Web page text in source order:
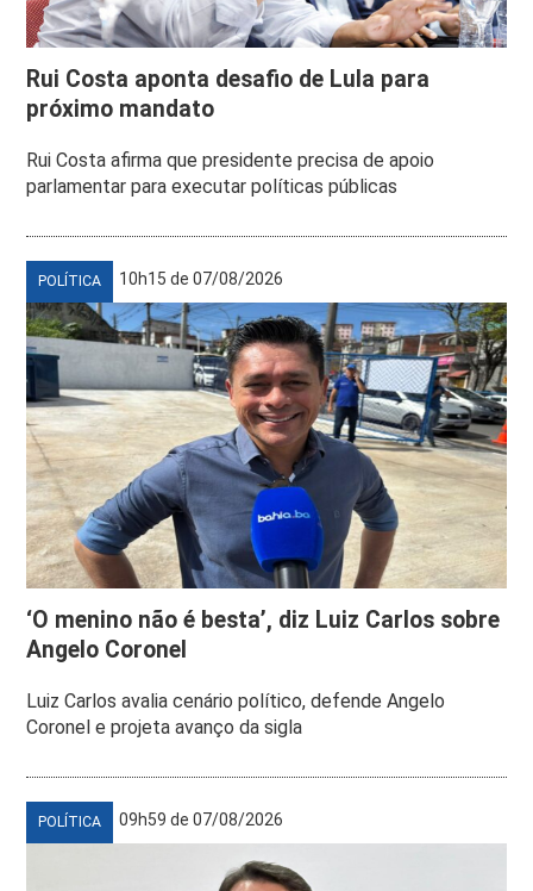
Rui Costa aponta desafio de Lula para
próximo mandato
Rui Costa afirma que presidente precisa de apoio
parlamentar para executar políticas públicas
POLÍTICA 10h15 de 07/08/2026
‘O menino não é besta’, diz Luiz Carlos sobre
Angelo Coronel
Luiz Carlos avalia cenário político, defende Angelo
Coronel e projeta avanço da sigla
POLÍTICA 09h59 de 07/08/2026